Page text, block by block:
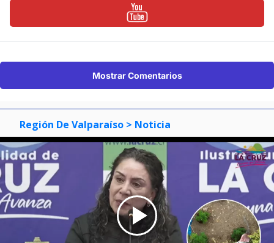
Mostrar Comentarios
Región De Valparaíso > Noticia